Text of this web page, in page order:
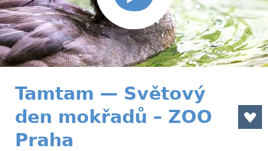
Tamtam — Světový
den mokřadů – ZOO
Praha